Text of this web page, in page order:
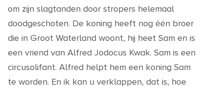
om zijn slagtanden door stropers helemaal
doodgeschoten. De koning heeft nog één broer
die in Groot Waterland woont, hij heet Sam en is
een vriend van Alfred Jodocus Kwak. Sam is een
circusolifant. Alfred helpt hem een koning Sam
te worden. En ik kan u verklappen, dat is, hoe